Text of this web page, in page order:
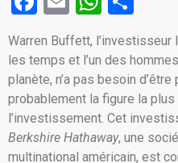
ce
b
o
o
k
m
ail
h
at
s
A
p
p
ar
ta
g
er
Warren Buffett,
les temps et l’un des
planète, n’a pas besoin d’être
probablement la figure la
l’investissement. Cet
Berkshire Hathaway, une
multinational américain, est